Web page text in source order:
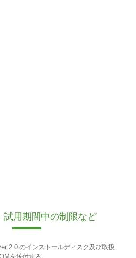
試用期間中の制限など
2.0 のインストールディスク及び取扱
を送付する。